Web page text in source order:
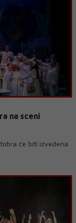
na sceni
će biti izvedena